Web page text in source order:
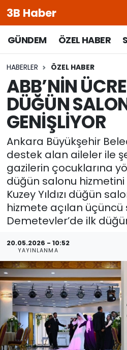
3B Haber
GÜNDEM ÖZEL HABER
HABERLER ÖZEL HABER
ABB’NİN
DÜĞÜN
GENİŞLİYOR
Ankara Büyükşehir
destek alan aileler ile
gazilerin çocuklarına
düğün salonu
Kuzey Yıldızı düğün
hizmete açılan
Demetevler’de ilk
20.05.2026 - 10:52
YAYINLANMA
Beypazarı Hava
Beypazarı Trafik
Süper Lig Puan
Tüm Manşetler
Son Dakika Haberleri
Haber Arşivi